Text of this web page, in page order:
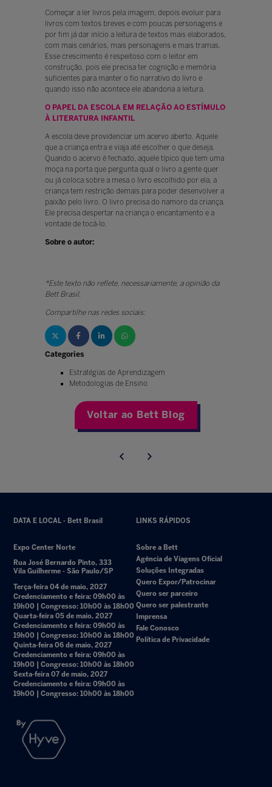
Começar a ler livros pela imagem, depois evoluir para
livros com textos breves e com poucas personagens e
por fim já dar início a leitura de textos mais elaborados,
com mais cenários, mais personagens e mais tramas.
Esse crescimento é respeitoso com o leitor em
construção, pois ele precisa ter cognição e memória
suficientes para manter o fio narrativo do livro e
quando isso não acontece ele abandona a leitura.
O PAPEL DA ESCOLA EM RELAÇÃO AO ESTÍMULO
À LITERATURA INFANTIL
A escola deve providenciar um acervo aberto. Aquele
que a criança entra e viaja até escolher o que deseja.
Quando o acervo é fechado, aquele típico que tem uma
moça na porta que pergunta qual o livro a gente quer
ou já coloca sobre a mesa o livro escolhido por ela, a
criança tem restrição demais para poder desenvolver a
paixão pelo livro. O livro precisa do namoro da criança.
Ele precisa despertar na criança o encantamento e a
vontade de tocá-lo.
Sobre o autor:
*Este texto não reflete, necessariamente, a opinião da
Bett Brasil.
Compartilhe nas redes sociais:
Categories
Estratégias de Aprendizagem
Metodologias de Ensino
Voltar ao Bett Blog
DATA E LOCAL - Bett Brasil
Expo Center Norte
Rua José Bernardo Pinto, 333
Vila Guilherme - São Paulo/SP
Terça-feira 04 de maio, 2027
Credenciamento e feira: 09h00 às
19h00 | Congresso: 10h00 às 18h00
Quarta-feira 05 de maio, 2027
Credenciamento e feira: 09h00 às
19h00 | Congresso: 10h00 às 18h00
Quinta-feira 06 de maio, 2027
Credenciamento e feira: 09h00 às
19h00 | Congresso: 10h00 às 18h00
Sexta-feira 07 de maio, 2027
Credenciamento e feira: 09h00 às
19h00 | Congresso: 10h00 às 18h00
LINKS RÁPIDOS
Sobre a Bett
Agência de Viagens Oficial
Soluções Integradas
Quero Expor/Patrocinar
Quero ser parceiro
Quero ser palestrante
Imprensa
Fale Conosco
Política de Privacidade